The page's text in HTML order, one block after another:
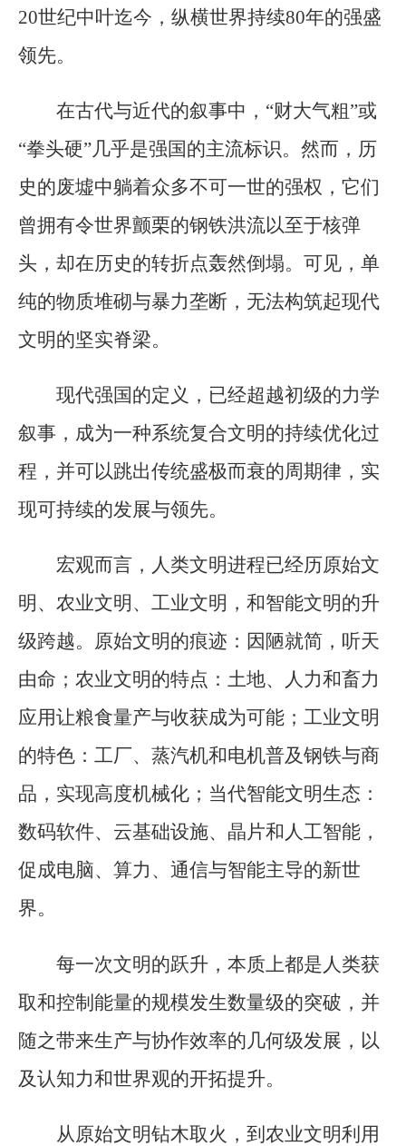
20世纪中叶迄今，纵横世界持续80年的强盛
领先。
在古代与近代的叙事中，“财大气粗”或
“拳头硬”几乎是强国的主流标识。然而，历
史的废墟中躺着众多不可一世的强权，它们
曾拥有令世界颤栗的钢铁洪流以至于核弹
头，却在历史的转折点轰然倒塌。可见，单
纯的物质堆砌与暴力垄断，无法构筑起现代
文明的坚实脊梁。
现代强国的定义，已经超越初级的力学
叙事，成为一种系统复合文明的持续优化过
程，并可以跳出传统盛极而衰的周期律，实
现可持续的发展与领先。
宏观而言，人类文明进程已经历原始文
明、农业文明、工业文明，和智能文明的升
级跨越。原始文明的痕迹：因陋就简，听天
由命；农业文明的特点：土地、人力和畜力
应用让粮食量产与收获成为可能；工业文明
的特色：工厂、蒸汽机和电机普及钢铁与商
品，实现高度机械化；当代智能文明生态：
数码软件、云基础设施、晶片和人工智能，
促成电脑、算力、通信与智能主导的新世
界。
每一次文明的跃升，本质上都是人类获
取和控制能量的规模发生数量级的突破，并
随之带来生产与协作效率的几何级发展，以
及认知力和世界观的开拓提升。
从原始文明钻木取火，到农业文明利用